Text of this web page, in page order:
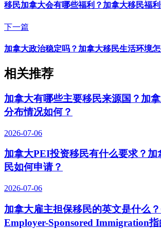
移民加拿大会有哪些福利？加拿大移民福利
下一篇
加拿大政治稳定吗？加拿大移民生活环境
相关推荐
加拿大有哪些主要移民来源国？加
分布情况如何？
2026-07-06
加拿大PEI投资移民有什么要求？
民如何申请？
2026-07-06
加拿大雇主担保移民的英文是什么
Employer-Sponsored Immigration指